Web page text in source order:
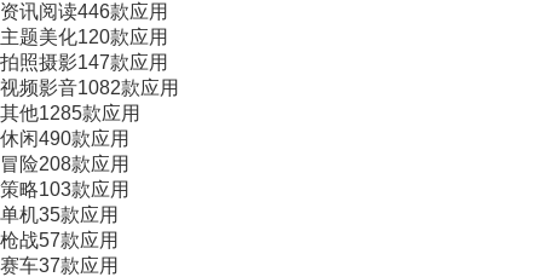
资讯阅读446款应用
主题美化120款应用
拍照摄影147款应用
视频影音1082款应用
其他1285款应用
休闲490款应用
冒险208款应用
策略103款应用
单机35款应用
枪战57款应用
赛车37款应用